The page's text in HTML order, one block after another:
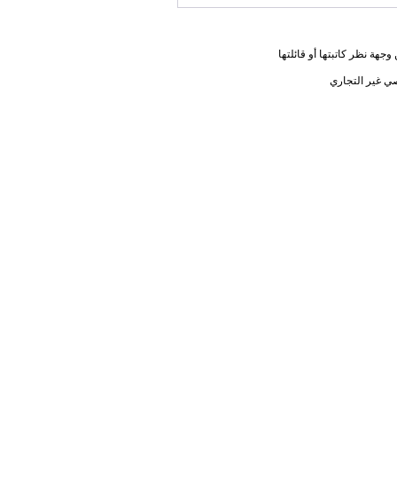
نظر كاتبتها أو قائلتها
غير التجاري